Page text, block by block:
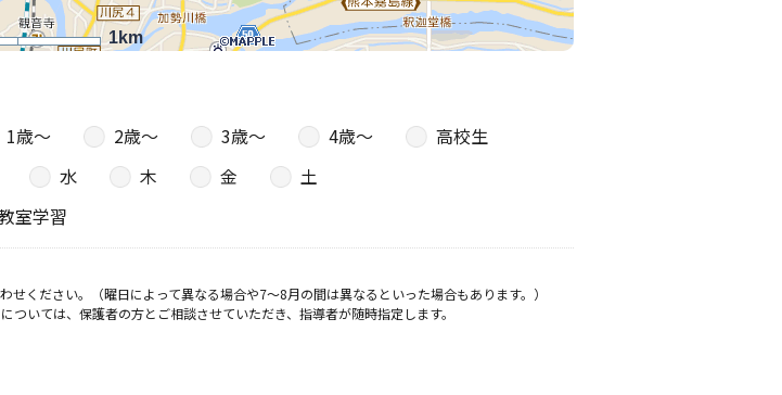
1km
1歳〜 2歳〜 3歳〜 4歳〜
高校生
水 木 金
土
室学習
ください。（曜日によって異なる場合や7～8月の間は異なるといった場合もあります。）
いては、保護者の方とご相談させていただき、指導者が随時指定します。